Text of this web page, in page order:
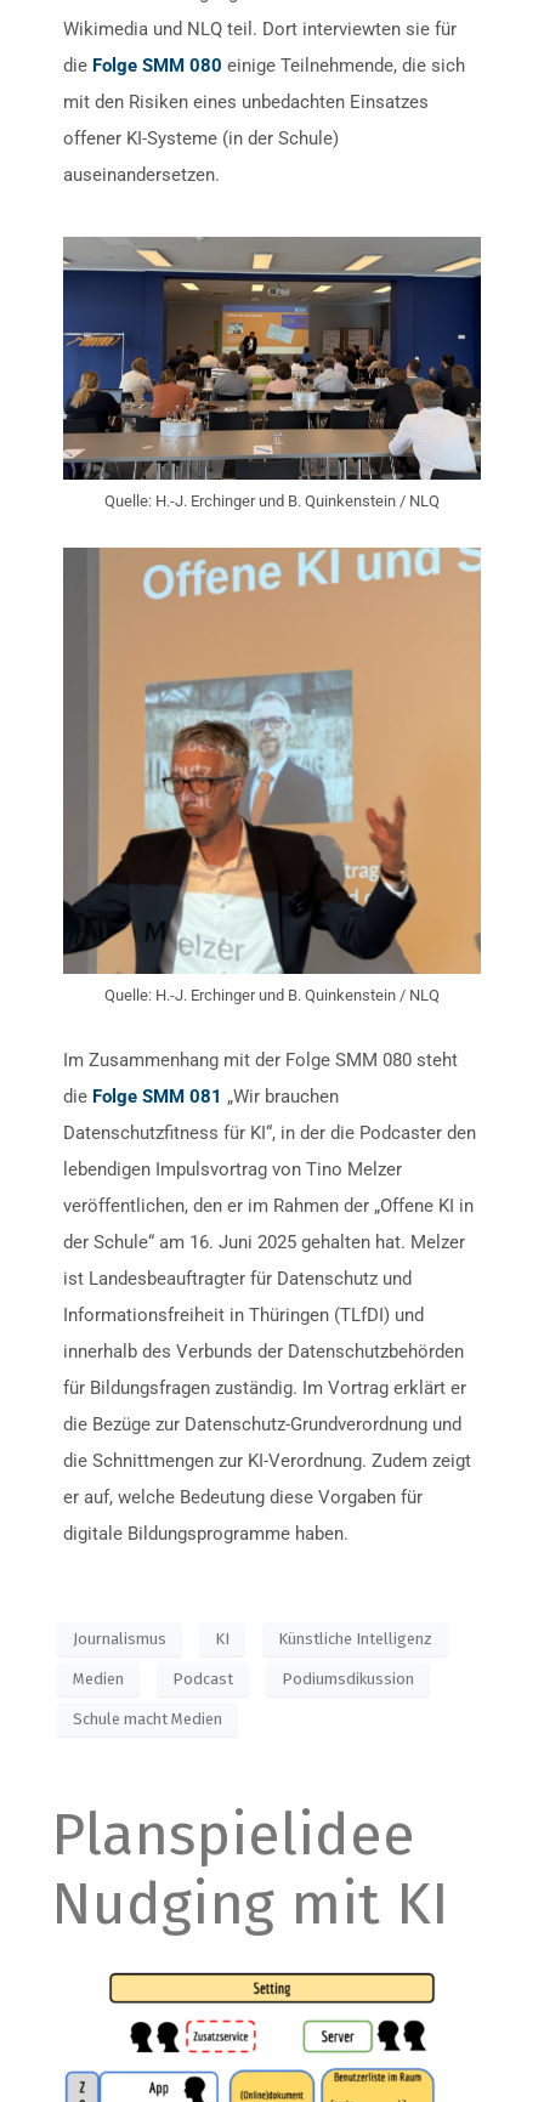
Wikimedia und NLQ teil. Dort interviewten sie für
die Folge SMM 080 einige Teilnehmende, die sich
mit den Risiken eines unbedachten Einsatzes
offener KI-Systeme (in der Schule)
auseinandersetzen.
Quelle: H.-J. Erchinger und B. Quinkenstein / NLQ
Quelle: H.-J. Erchinger und B. Quinkenstein / NLQ
Im Zusammenhang mit der Folge SMM 080 steht
die Folge SMM 081 „Wir brauchen
Datenschutzfitness für KI“, in der die Podcaster den
lebendigen Impulsvortrag von Tino Melzer
veröffentlichen, den er im Rahmen der „Offene KI in
der Schule“ am 16. Juni 2025 gehalten hat. Melzer
ist Landesbeauftragter für Datenschutz und
Informationsfreiheit in Thüringen (TLfDI) und
innerhalb des Verbunds der Datenschutzbehörden
für Bildungsfragen zuständig. Im Vortrag erklärt er
die Bezüge zur Datenschutz-Grundverordnung und
die Schnittmengen zur KI-Verordnung. Zudem zeigt
er auf, welche Bedeutung diese Vorgaben für
digitale Bildungsprogramme haben.
Journalismus KI Künstliche Intelligenz
Medien Podcast Podiumsdikussion
Schule macht Medien
Planspielidee
Nudging mit KI